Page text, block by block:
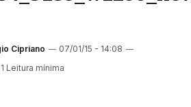
Cipriano
07/01/15 - 14:08
1 Leitura mínima